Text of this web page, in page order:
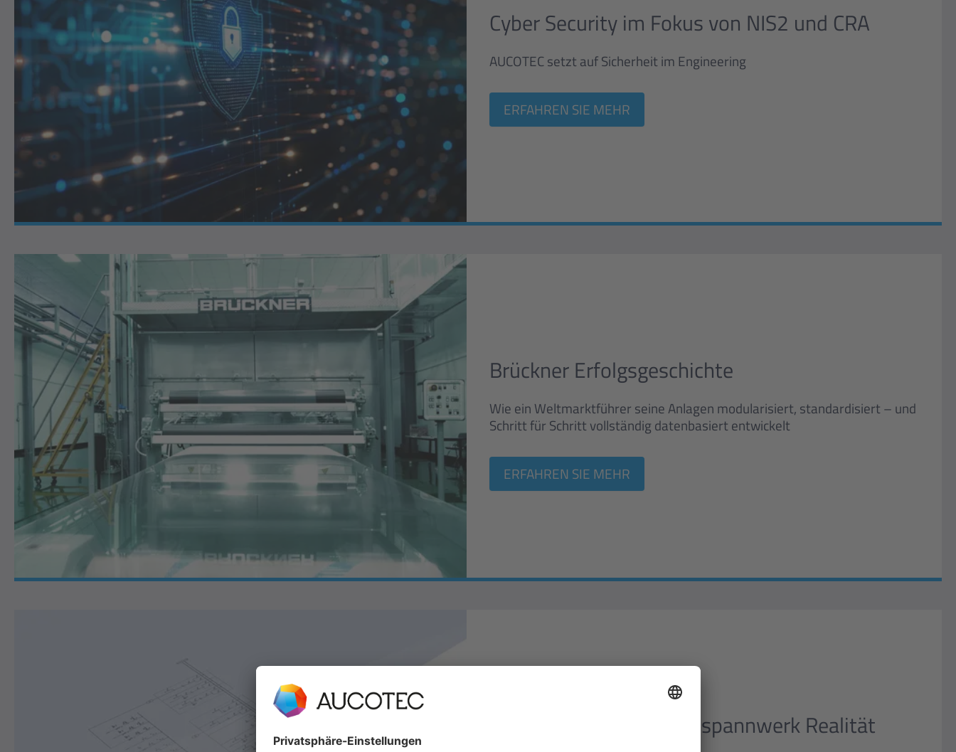
Cyber Security im Fokus von NIS2 und CRA
AUCOTEC setzt auf Sicherheit im Engineering
ERFAHREN SIE MEHR
Brückner Erfolgsgeschichte
Wie ein Weltmarktführer seine Anlagen modularisiert, standardisiert – und
Schritt für Schritt vollständig datenbasiert entwickelt
ERFAHREN SIE MEHR
So wird das digitale Umspannwerk Realität